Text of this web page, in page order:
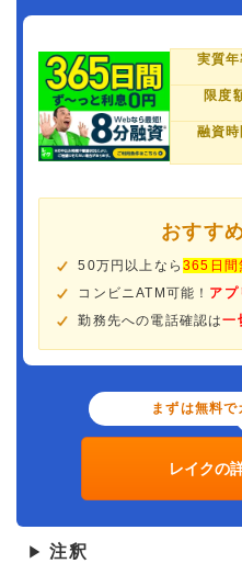
実質年
限度
融資時
おすす
50万円以上なら365日間
コンビニATM可能！ アプ
勤務先への電話確認は一
まずは無料で
レイクの
▶ 注釈